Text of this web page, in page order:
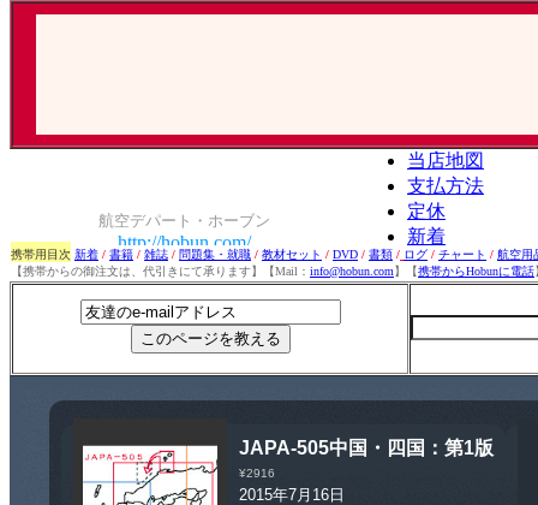
携帯用目次 新着 / 書籍 / 雑誌 / 問題集・就職 / 教材セット / DVD / 書類 / ログ / チャート / 航空用
【携帯からの御注文は、代引きにて承ります】【Mail： info@hobun.com】【携帯からHobunに電話